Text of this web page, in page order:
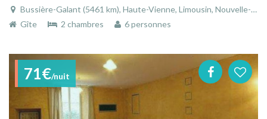
Bussière-Galant (5461 km), Haute-Vienne, Limousin, Nouvelle-Aquitaine, France
Gîte
2 chambres 6 personnes
71€/nuit